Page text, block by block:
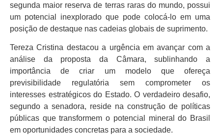
segunda maior reserva de terras raras do mundo, possui
um potencial inexplorado que pode colocá-lo em uma
posição de destaque nas cadeias globais de suprimento.
Tereza Cristina destacou a urgência em avançar com a
análise da proposta da Câmara, sublinhando a
importância de criar um modelo que ofereça
previsibilidade regulatória sem comprometer os
interesses estratégicos do Estado. O verdadeiro desafio,
segundo a senadora, reside na construção de políticas
públicas que transformem o potencial mineral do Brasil
em oportunidades concretas para a sociedade.